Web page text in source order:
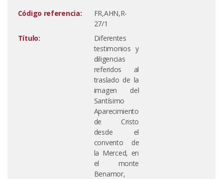
Código referencia:
FR,AHN,R-
27/1
Título:
Diferentes
testimonios y
diligencias
referidos al
traslado de la
imagen del
Santísimo
Aparecimiento
de Cristo
desde el
convento de
la Merced, en
el monte
Benamor,